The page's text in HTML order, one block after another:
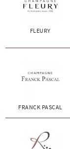
FLEURY
FRANCK PASCAL